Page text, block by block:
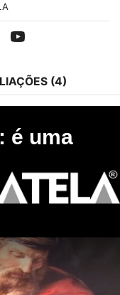
Youtube
(4)
é uma